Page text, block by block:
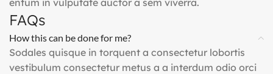
entum in vulputate auctor a sem viverra.
FAQs
How this can be done for me?
Sodales quisque in torquent a consectetur lobortis
vestibulum consectetur metus a a interdum odio orci